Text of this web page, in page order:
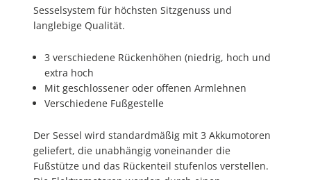
Sesselsystem für höchsten Sitzgenuss und
langlebige Qualität.
3 verschiedene Rückenhöhen (niedrig, hoch und
extra hoch
Mit geschlossener oder offenen Armlehnen
Verschiedene Fußgestelle
Der Sessel wird standardmäßig mit 3 Akkumotoren
geliefert, die unabhängig voneinander die
Fußstütze und das Rückenteil stufenlos verstellen.